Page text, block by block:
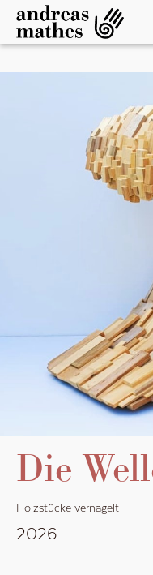
Die
Holzstücke vernagelt
2026